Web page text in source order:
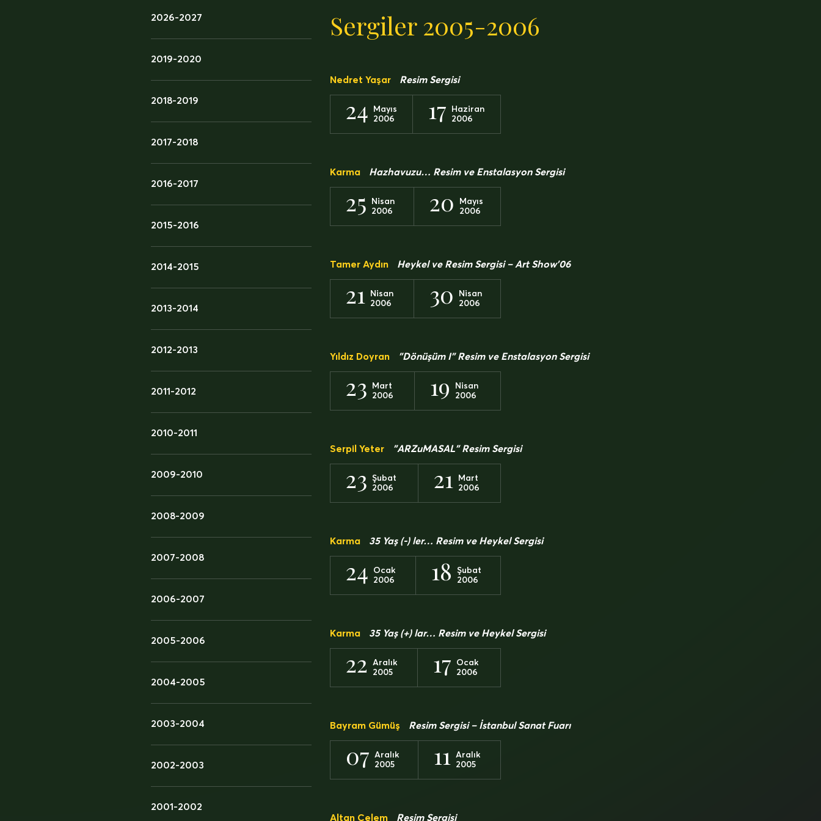
2026-2027
2019-2020
2018-2019
2017-2018
2016-2017
2015-2016
2014-2015
2013-2014
2012-2013
2011-2012
2010-2011
2009-2010
2008-2009
2007-2008
2006-2007
2005-2006
2004-2005
2003-2004
2002-2003
2001-2002
Sergiler 2005-2006
Nedret Yaşar Resim Sergisi
24
Mayıs
2006
17
Haziran
2006
Karma Hazhavuzu… Resim ve Enstalasyon Sergisi
25
Nisan
2006
20
Mayıs
2006
Tamer Aydın Heykel ve Resim Sergisi – Art Show’06
21
Nisan
2006
30
Nisan
2006
Yıldız Doyran ”Dönüşüm I” Resim ve Enstalasyon Sergisi
23
Mart
2006
19
Nisan
2006
Serpil Yeter ”ARZuMASAL” Resim Sergisi
23
Şubat
2006
21
Mart
2006
Karma 35 Yaş (-) ler… Resim ve Heykel Sergisi
24
Ocak
2006
18
Şubat
2006
Karma 35 Yaş (+) lar… Resim ve Heykel Sergisi
22
Aralık
2005
17
Ocak
2006
Bayram Gümüş Resim Sergisi – İstanbul Sanat Fuarı
07
Aralık
2005
11
Aralık
2005
Altan Çelem Resim Sergisi